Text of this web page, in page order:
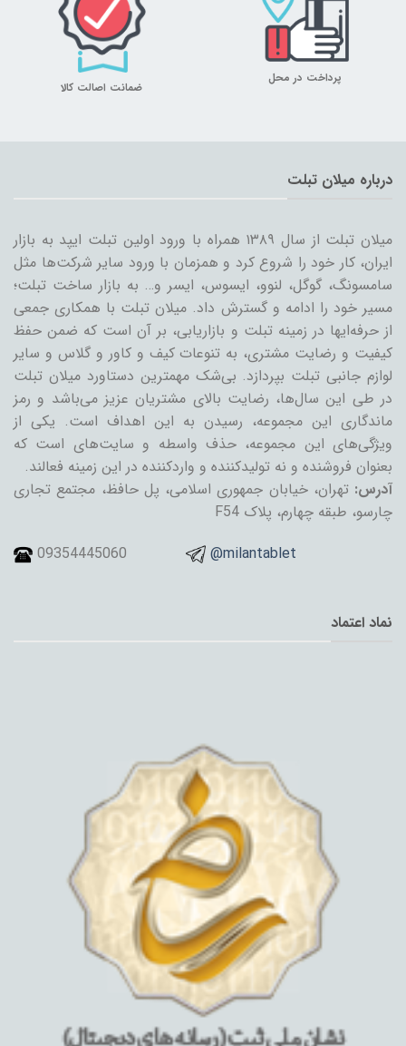
پرداخت در محل
ضمانت اصالت کالا
درباره میلان تبلت
میلان تبلت از سال ۱۳۸۹ همراه با ورود اولین تبلت ایپد به بازار
ایران، کار خود را شروع کرد و همزمان با ورود سایر شرکت‌ها مثل
سامسونگ، گوگل، لنوو، ایسوس، ایسر و… به بازار ساخت تبلت؛
مسیر خود را ادامه و گسترش داد. میلان تبلت با همکاری جمعی
از حرفه‌ایها در زمینه تبلت و بازاریابی، بر آن است که ضمن حفظ
کیفیت و رضایت مشتری، به تنوعات کیف و کاور و گلاس و سایر
لوازم جانبی تبلت بپردازد. بی‌شک مهمترین دستاورد میلان تبلت
در طی این سال‌ها، رضایت بالای مشتریان عزیز می‌باشد و رمز
ماندگاری این مجموعه، رسیدن به این اهداف است. یکی از
ویژگی‌های این مجموعه، حذف واسطه و سایت‌های است که
بعنوان فروشنده و نه تولیدکننده و واردکننده در این زمینه فعالند.
آدرس: تهران، خیابان جمهوری اسلامی، پل حافظ، مجتمع تجاری
چارسو، طبقه چهارم، پلاک F54
09354445060
@milantablet
نماد اعتماد